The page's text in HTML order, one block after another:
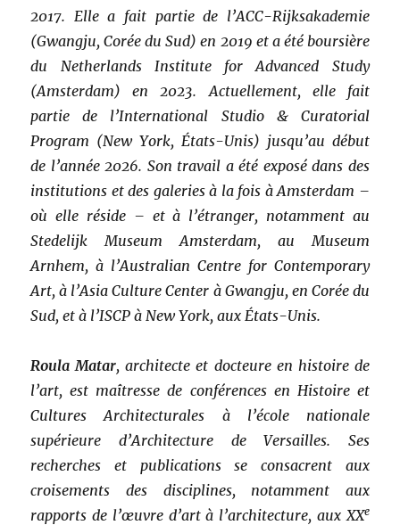
2017. Elle a fait partie de l’ACC-Rijksakademie
(Gwangju, Corée du Sud) en 2019 et a été boursière
du Netherlands Institute for Advanced Study
(Amsterdam) en 2023. Actuellement, elle fait
partie de l’International Studio & Curatorial
Program (New York, États-Unis) jusqu’au début
de l’année 2026. Son travail a été exposé dans des
institutions et des galeries à la fois à Amsterdam –
où elle réside – et à l’étranger, notamment au
Stedelijk Museum Amsterdam, au Museum
Arnhem, à l’Australian Centre for Contemporary
Art, à l’Asia Culture Center à Gwangju, en Corée du
Sud, et à l’ISCP à New York, aux États-Unis.
Roula Matar, architecte et docteure en histoire de
l’art, est maîtresse de conférences en Histoire et
Cultures Architecturales à l’école nationale
supérieure d’Architecture de Versailles. Ses
recherches et publications se consacrent aux
croisements des disciplines, notamment aux
rapports de l’œuvre d’art à l’architecture, aux XXe